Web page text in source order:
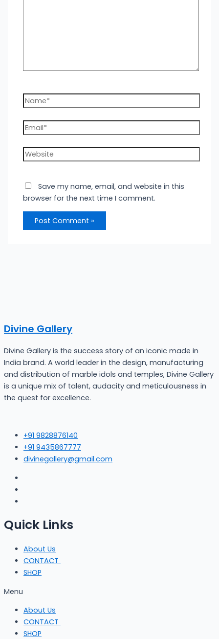
Name*
Email*
Website
Save my name, email, and website in this
browser for the next time I comment.
Divine Gallery
Divine Gallery is the success story of an iconic made in
India brand. A world leader in the design, manufacturing
and distribution of marble idols and temples, Divine Gallery
is a unique mix of talent, audacity and meticulousness in
the quest for excellence.
+91 9828876140
+91 9435867777
divinegallery@gmail.com
Quick Links
About Us
CONTACT
SHOP
Menu
About Us
CONTACT
SHOP